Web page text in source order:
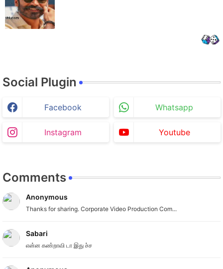
Social Plugin
Facebook Whatsapp
Instagram Youtube
Comments
Anonymous
Thanks for sharing. Corporate Video Production Com...
Sabari
என்ன கண்றாவி டா இது ச்ச